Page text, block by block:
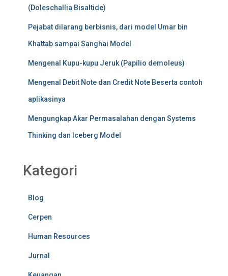
(Doleschallia Bisaltide)
Pejabat dilarang berbisnis, dari model Umar bin
Khattab sampai Sanghai Model
Mengenal Kupu-kupu Jeruk (Papilio demoleus)
Mengenal Debit Note dan Credit Note Beserta contoh
aplikasinya
Mengungkap Akar Permasalahan dengan Systems
Thinking dan Iceberg Model
Kategori
Blog
Cerpen
Human Resources
Jurnal